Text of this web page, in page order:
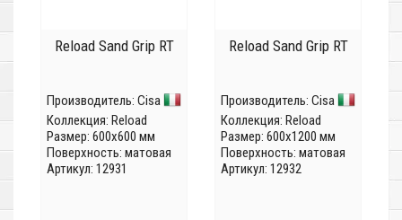
Reload Sand Grip RT
Производитель: Cisa
Коллекция: Reload
Размер: 600x600 мм
Поверхность: матовая
Артикул: 12931
Reload Sand Grip RT
Производитель: Cisa
Коллекция: Reload
Размер: 600x1200 мм
Поверхность: матовая
Артикул: 12932